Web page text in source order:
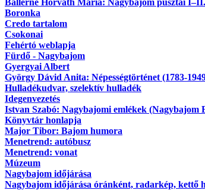
Ballérné Horváth Mária: Nagybajom pusztái I–II.
Boronka
Credo tartalom
Csokonai
Fehértó weblapja
Fürdő - Nagybajom
Gyergyai Albert
György Dávid Anita: Népességtörténet (1783-
Hulladékudvar, szelektív hulladék
Idegenvezetés
Istvan Szabó: Nagybajomi emlékek (Nagybajom
Könyvtár honlapja
Major Tibor: Bajom humora
Menetrend: autóbusz
Menetrend: vonat
Múzeum
Nagybajom időjárása
Nagybajom időjárása óránként, radarkép, kettő